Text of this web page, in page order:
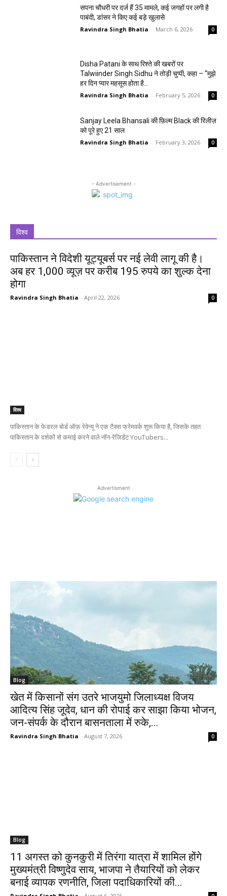
सपना चौधरी पर दर्ज हैं 35 मामले, कई जगहों पर लगी है
पाबंदी, डांसर ने किए कई बड़े खुलासे
Ravindra Singh Bhatia - March 6, 2026 0
Disha Patani के साथ रिश्ते की खबरों पर
Talwiinder Singh Sidhu ने तोड़ी चुप्पी, कहा – “मुझे
हर दिन प्यार महसूस होता है…
Ravindra Singh Bhatia - February 5, 2026 0
Sanjay Leela Bhansali की फ़िल्म Black की रिलीज़
को पूरे हुए 21 साल
Ravindra Singh Bhatia - February 3, 2026 0
- Advertisement -
विश्व
पाकिस्तान ने विदेशी यूट्यूबर्स पर नई लेवी लागू की है।
अब हर 1,000 व्यूज़ पर करीब 195 रुपये का शुल्क देना
होगा
Ravindra Singh Bhatia - April 22, 2026 0
विश्व
पाकिस्तान के फेडरल बोर्ड ऑफ़ रेवेन्यू ने एक टैक्स फ्रेमवर्क शुरू किया है, जिसके तहत
पाकिस्तान के दर्शकों से कमाई करने वाले नॉन-रेजिडेंट YouTubers...
Advertisment
Blog
खेत में किसानों संग उतरे भाजयुमो जिलाध्यक्ष विजय
आदित्य सिंह जूदेव, धान की रोपाई कर साझा किया भोजन,
जन-संपर्क के दौरान बासनताला में रुके,...
Ravindra Singh Bhatia - August 7, 2026 0
Blog
11 अगस्त को कुनकुरी में तिरंगा यात्रा में शामिल होंगे
मुख्यमंत्री विष्णुदेव साय, भाजपा ने तैयारियों को लेकर
बनाई व्यापक रणनीति, जिला पदाधिकारियों की...